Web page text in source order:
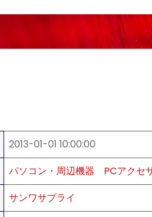
2013-01-01 10:00:00
パソコン・周辺機器
PCアクセ
サンワサプライ